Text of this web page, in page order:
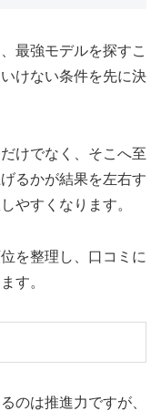
最強モデルを探すこ
けない条件を先に決
けでなく、そこへ至
るかが結果を左右す
やすくなります。
を整理し、口コミに
す。
のは推進力ですが、